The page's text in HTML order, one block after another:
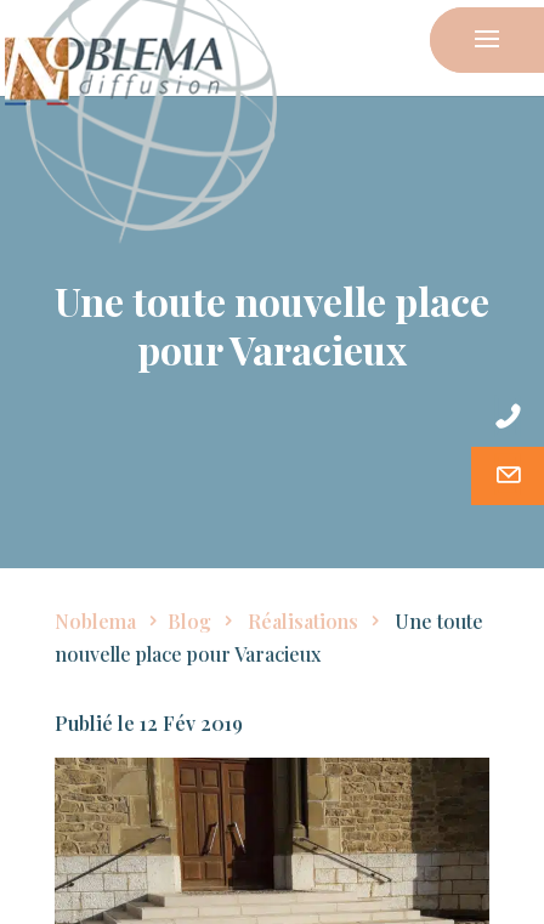
Une toute nouvelle place
pour Varacieux
Noblema Blog Réalisations
Une toute
nouvelle place pour Varacieux
12 Fév 2019